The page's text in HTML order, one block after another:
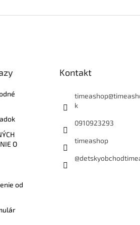
O
od
Kontakt
timeashop@
k
0910923293
timeashop